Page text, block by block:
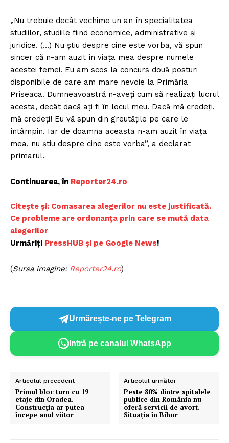
„Nu trebuie decât vechime un an în specialitatea
studiilor, studiile fiind economice, administrative şi
juridice. (…) Nu ştiu despre cine este vorba, vă spun
sincer că n-am auzit în viaţa mea despre numele
acestei femei. Eu am scos la concurs două posturi
disponibile de care am mare nevoie la Primăria
Priseaca. Dumneavoastră n-aveţi cum să realizaţi lucrul
acesta, decât dacă aţi fi în locul meu. Dacă mă credeţi,
mă credeţi! Eu vă spun din greutăţile pe care le
întâmpin. Iar de doamna aceasta n-am auzit în viaţa
mea, nu ştiu despre cine este vorba”, a declarat
primarul.
Continuarea, în Reporter24.ro
Citește și: Comasarea alegerilor nu este justificată.
Ce probleme are ordonanța prin care se mută data
alegerilor
Urmăriți PressHUB și pe Google News!
(Sursa imagine: Reporter24.ro)
Urmărește-ne pe Telegram
Intră pe canalul WhatsApp
Articolul precedent
Primul bloc turn cu 19
etaje din Oradea.
Construcția ar putea
începe anul viitor
Articolul următor
Peste 80% dintre spitalele
publice din România nu
oferă servicii de avort.
Situația în Bihor